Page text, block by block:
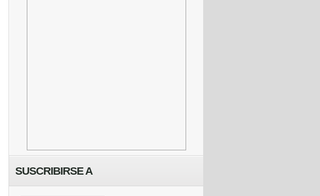
SUSCRIBIRSE A